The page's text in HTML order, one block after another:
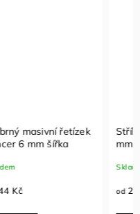
masivní řetízek
6 mm šířka
Kč
mm
od2